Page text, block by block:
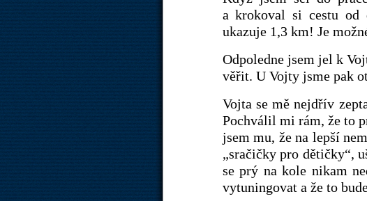
a krokoval si cestu od
ukazuje 1,3 km! Je
Odpoledne jsem jel k
věřit. U Vojty jsme pak
Vojta se mě nejdřív
Pochválil mi rám, že to
jsem mu, že na lepší
„sračičky pro dětičky“,
se prý na kole nikam
vytuningovat a že to